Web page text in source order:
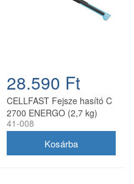
28.590 Ft
CELLFAST Fejsze hasító C
2700 ENERGO (2,7 kg)
41-008